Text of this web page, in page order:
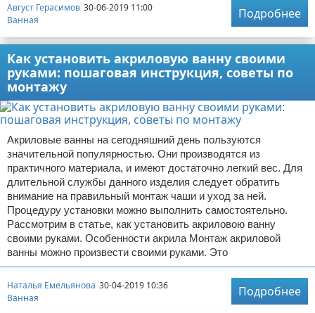
Август Герасимов 30-06-2019 11:00
Ванная
Подробнее
Как установить акриловую ванну своими
руками: пошаговая инструкция, советы по
монтажу
Акриловые ванны на сегодняшний день пользуются
значительной популярностью. Они производятся из
практичного материала, и имеют достаточно легкий вес. Для
длительной службы данного изделия следует обратить
внимание на правильный монтаж чаши и уход за ней.
Процедуру установки можно выполнить самостоятельно.
Рассмотрим в статье, как установить акриловою ванну
своими руками. Особенности акрила Монтаж акриловой
ванны можно произвести своими руками. Это
Наталья Емельянова 30-04-2019 10:36
Ванная
Подробнее